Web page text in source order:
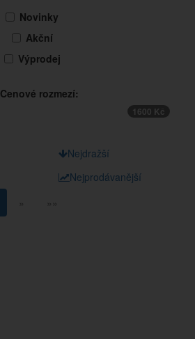
Novinky
Akční
Výprodej
Cenové rozmezí:
1600 Kč
Nejdražší
Nejprodávanější
» »»